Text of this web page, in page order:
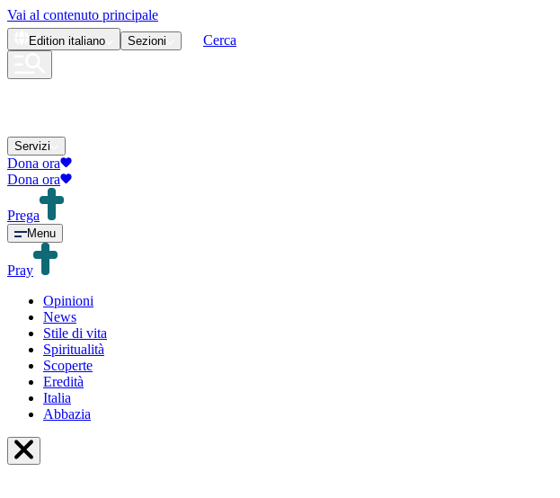
Vai al contenuto principale
Edition italiano Sezioni Cerca
Servizi
Dona ora
Dona ora
Prega
Menu
Pray
Opinioni
News
Stile di vita
Spiritualità
Scoperte
Eredità
Italia
Abbazia